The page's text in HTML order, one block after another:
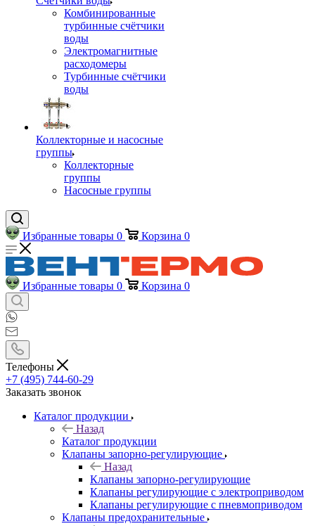
Комбинированные
турбинные счётчики
воды
Электромагнитные
расходомеры
Турбинные счётчики
воды
Коллекторные и насосные
группы
Коллекторные
группы
Насосные группы
Избранные товары 0 Корзина 0
Избранные товары 0 Корзина 0
Телефоны
+7 (495) 744-60-29
Заказать звонок
Каталог продукции
Назад
Каталог продукции
Клапаны запорно-регулирующие
Назад
Клапаны запорно-регулирующие
Клапаны регулирующие с электроприводом
Клапаны регулирующие с пневмоприводом
Клапаны предохранительные